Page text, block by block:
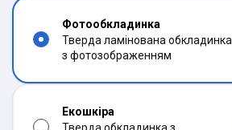
Фотообкладинка
Тверда ламінована обкладинка
з фотозображенням
Екошкіра